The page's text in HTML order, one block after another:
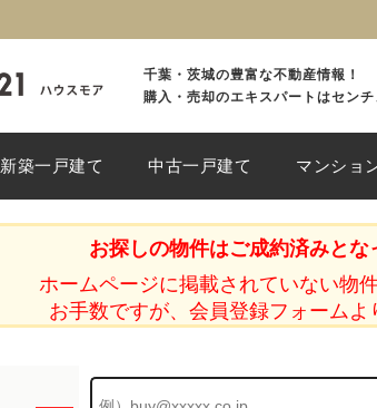
千葉・茨城の豊富な不動産情報！
購入・売却のエキスパートはセン
新築一戸建て 中古一戸建て マンショ
お探しの物件はご成約済みとな
ホームページに掲載されていない物
お手数ですが、会員登録フォームよ